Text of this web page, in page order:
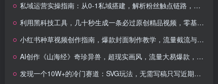
私域运营实操指南：从0-1私域搭建，解析粉丝触点链路，安全养号引流变现
利用黑科技工具，几十秒生成一条必过原创精品视频，零基础适合
小红书种草视频创作指南，爆款封面制作教学，流量截流与精准跟款实操演示
AI创作《山海经》奇珍异兽，超现实画风，流量大易爆款，附详细教程
发现一个10W+的冷门赛道：SVG玩法，无需写稿只写近期热梗，新手小白赶紧去抄